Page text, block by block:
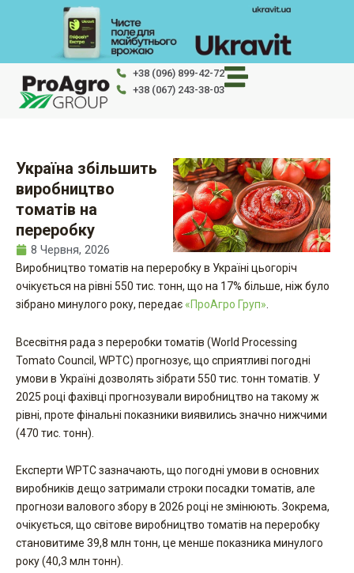
+38 (096) 899-42-72
+38 (067) 243-38-03
Україна збільшить
виробництво
томатів на
переробку
8 Червня, 2026
Виробництво томатів на переробку в Україні цьогоріч
очікується на рівні 550 тис. тонн, що на 17% більше, ніж було
зібрано минулого року, передає «ПроАгро Груп»
Всесвітня рада з переробки томатів (World Processing
Tomato Council, WPTC) прогнозує, що сприятливі погодні
умови в Україні дозволять зібрати 550 тис. тонн томатів. У
2025 році фахівці прогнозували виробництво на такому ж
рівні, проте фінальні показники виявились значно нижчими
(470 тис. тонн).
Експерти WPTC зазначають, що погодні умови в основних
виробників дещо затримали строки посадки томатів, але
прогнози валового збору в 2026 році не змінюють. Зокрема,
очікується, що світове виробництво томатів на переробку
становитиме 39,8 млн тонн, це менше показника минулого
року (40,3 млн тонн).